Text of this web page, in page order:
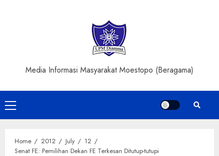
Media Informasi Masyarakat Moestopo (Beragama)
Primary
Menu
Home 2012 July
12
Senat FE: Pemilihan Dekan FE Terkesan Ditutup-tutupi